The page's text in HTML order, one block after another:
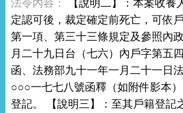
【說明二】：本案收養
定認可後，裁定確定前死亡，可依
第一項、第三十三條規定及參照內
月二十九日台（七六）內戶字第五
函、法務部九十一年一月二十一日
○○○一七七八號函釋（如附件影本
登記。 【說明三】：至其戶籍登記